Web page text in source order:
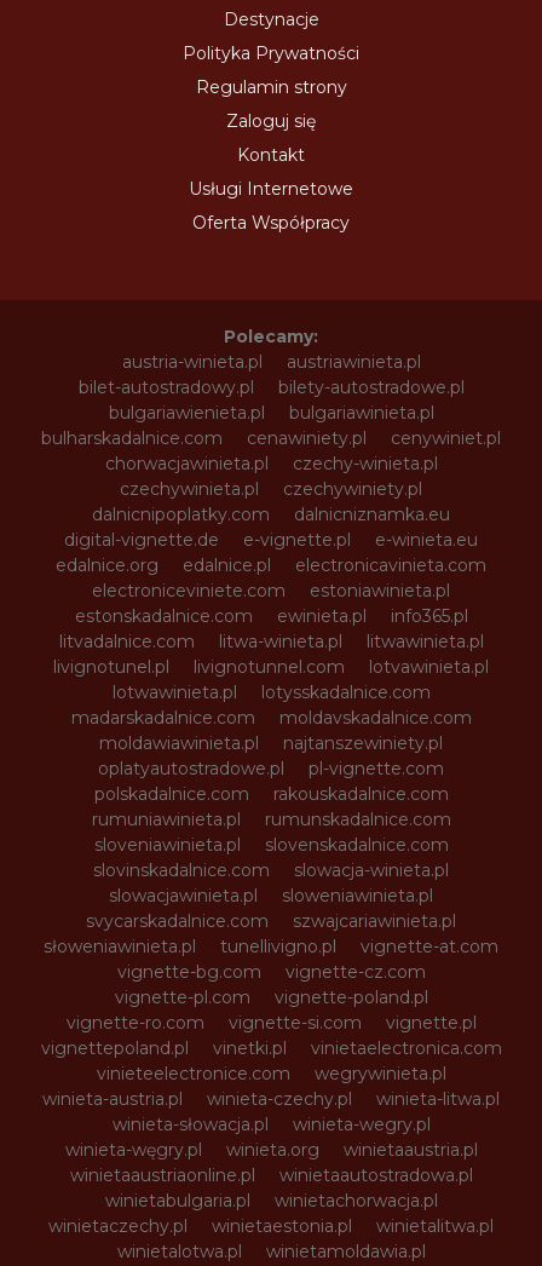
Destynacje
Polityka Prywatności
Regulamin strony
Zaloguj się
Kontakt
Usługi Internetowe
Oferta Współpracy
Polecamy:
austria-winieta.pl
austriawinieta.pl
bilet-autostradowy.pl
bilety-autostradowe.pl
bulgariawienieta.pl
bulgariawinieta.pl
bulharskadalnice.com
cenawiniety.pl
cenywiniet.pl
chorwacjawinieta.pl
czechy-winieta.pl
czechywinieta.pl
czechywiniety.pl
dalnicnipoplatky.com
dalnicniznamka.eu
digital-vignette.de
e-vignette.pl
e-winieta.eu
edalnice.org
edalnice.pl
electronicavinieta.com
electroniceviniete.com
estoniawinieta.pl
estonskadalnice.com
ewinieta.pl
info365.pl
litvadalnice.com
litwa-winieta.pl
litwawinieta.pl
livignotunel.pl
livignotunnel.com
lotvawinieta.pl
lotwawinieta.pl
lotysskadalnice.com
madarskadalnice.com
moldavskadalnice.com
moldawiawinieta.pl
najtanszewiniety.pl
oplatyautostradowe.pl
pl-vignette.com
polskadalnice.com
rakouskadalnice.com
rumuniawinieta.pl
rumunskadalnice.com
sloveniawinieta.pl
slovenskadalnice.com
slovinskadalnice.com
slowacja-winieta.pl
slowacjawinieta.pl
sloweniawinieta.pl
svycarskadalnice.com
szwajcariawinieta.pl
słoweniawinieta.pl
tunellivigno.pl
vignette-at.com
vignette-bg.com
vignette-cz.com
vignette-pl.com
vignette-poland.pl
vignette-ro.com
vignette-si.com
vignette.pl
vignettepoland.pl
vinetki.pl
vinietaelectronica.com
vinieteelectronice.com
wegrywinieta.pl
winieta-austria.pl
winieta-czechy.pl
winieta-litwa.pl
winieta-słowacja.pl
winieta-wegry.pl
winieta-węgry.pl
winieta.org
winietaaustria.pl
winietaaustriaonline.pl
winietaautostradowa.pl
winietabulgaria.pl
winietachorwacja.pl
winietaczechy.pl
winietaestonia.pl
winietalitwa.pl
winietalotwa.pl
winietamoldawia.pl